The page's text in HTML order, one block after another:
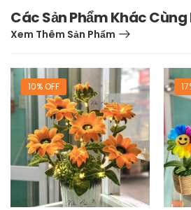
Các Sản Phẩm Khác
Xem Thêm Sản Phẩm
10% OFF